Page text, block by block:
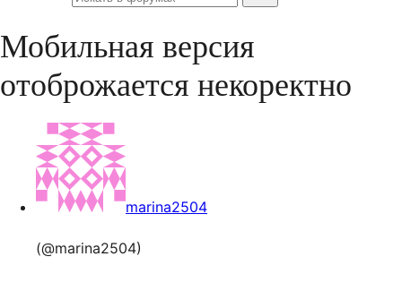
Искать
Мобильная версия
отоброжается некоректно
marina2504
(@marina2504)